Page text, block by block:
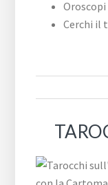
Cerchi il